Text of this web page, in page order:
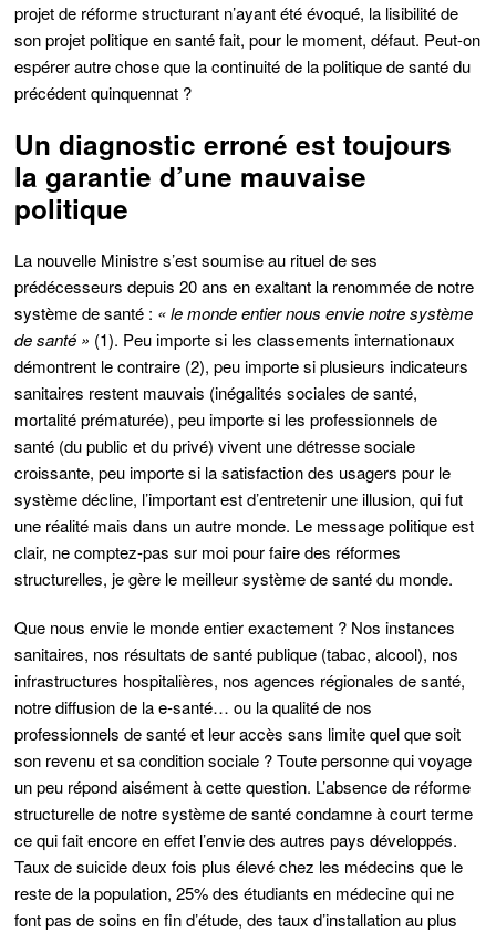
projet de réforme structurant n’ayant été évoqué, la lisibilité de
son projet politique en santé fait, pour le moment, défaut. Peut-on
espérer autre chose que la continuité de la politique de santé du
précédent quinquennat ?
Un diagnostic erroné est toujours
la garantie d’une mauvaise
politique
La nouvelle Ministre s’est soumise au rituel de ses
prédécesseurs depuis 20 ans en exaltant la renommée de notre
système de santé : « le monde entier nous envie notre système
de santé » (1). Peu importe si les classements internationaux
démontrent le contraire (2), peu importe si plusieurs indicateurs
sanitaires restent mauvais (inégalités sociales de santé,
mortalité prématurée), peu importe si les professionnels de
santé (du public et du privé) vivent une détresse sociale
croissante, peu importe si la satisfaction des usagers pour le
système décline, l’important est d’entretenir une illusion, qui fut
une réalité mais dans un autre monde. Le message politique est
clair, ne comptez-pas sur moi pour faire des réformes
structurelles, je gère le meilleur système de santé du monde.
Que nous envie le monde entier exactement ? Nos instances
sanitaires, nos résultats de santé publique (tabac, alcool), nos
infrastructures hospitalières, nos agences régionales de santé,
notre diffusion de la e-santé… ou la qualité de nos
professionnels de santé et leur accès sans limite quel que soit
son revenu et sa condition sociale ? Toute personne qui voyage
un peu répond aisément à cette question. L’absence de réforme
structurelle de notre système de santé condamne à court terme
ce qui fait encore en effet l’envie des autres pays développés.
Taux de suicide deux fois plus élevé chez les médecins que le
reste de la population, 25% des étudiants en médecine qui ne
font pas de soins en fin d’étude, des taux d’installation au plus